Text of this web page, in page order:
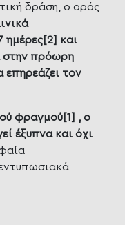
δράση, ο ορός
ημέρες[2] και
στην πρόωρη
επηρεάζει τον
φραγμού[1] , ο
έξυπνα και όχι